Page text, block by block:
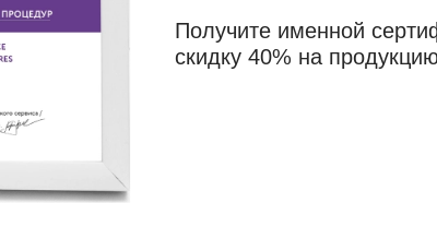
Получите именной
скидку 40% на